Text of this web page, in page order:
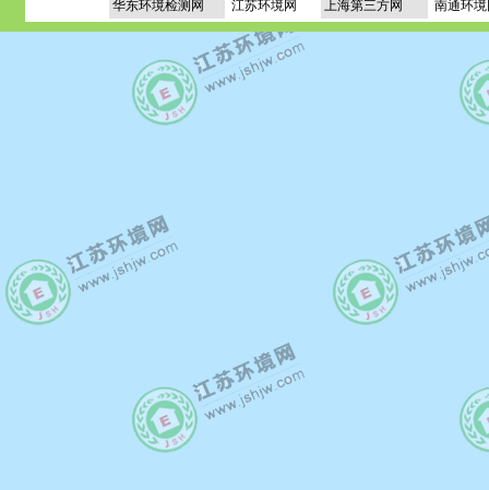
华东环境检测网 江苏环境网 上海第三方网 南通环